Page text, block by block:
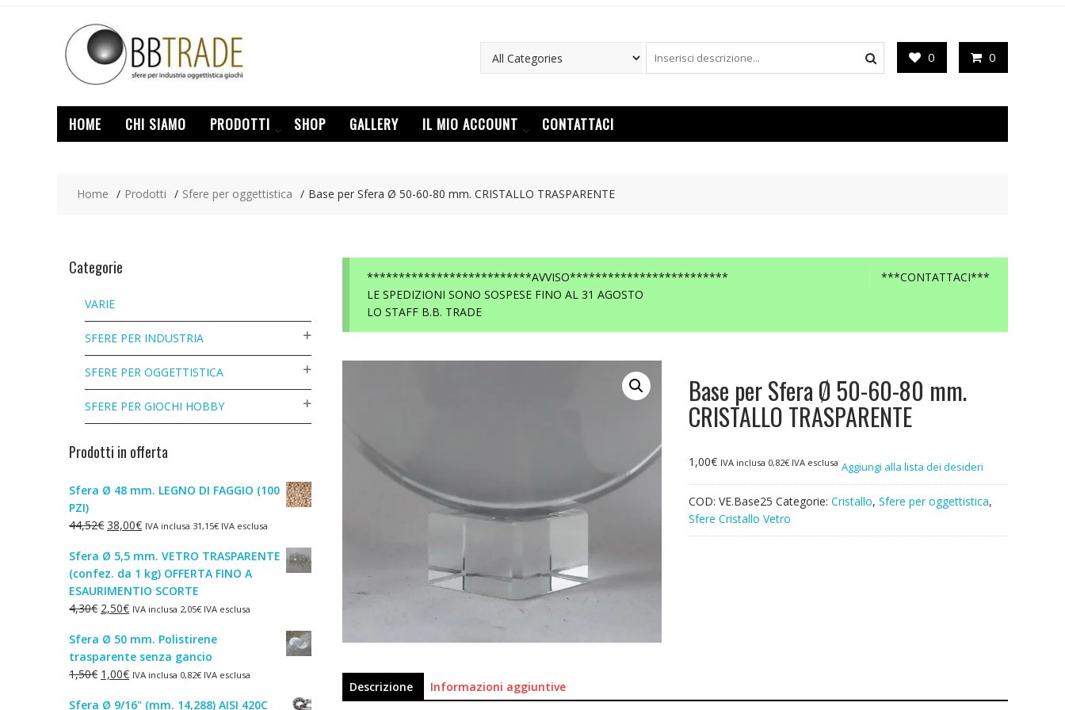
0 0
HOME CHI SIAMO PRODOTTI SHOP GALLERY IL MIO ACCOUNT CONTATTACI
Home Prodotti Sfere per oggettistica Base per Sfera Ø 50-60-80 mm. CRISTALLO TRASPARENTE
***CONTATTACI***
**************************AVVISO*************************
LE SPEDIZIONI SONO SOSPESE FINO AL 31 AGOSTO
LO STAFF B.B. TRADE
Base per Sfera Ø 50-60-80 mm.
CRISTALLO TRASPARENTE
1,00€ IVA inclusa 0,82€IVA esclusa Aggiungi alla lista dei desideri
COD: VE.Base25 Categorie: Cristallo, Sfere per oggettistica,
Sfere Cristallo Vetro
Descrizione Informazioni aggiuntive
Categorie
VARIE
SFERE PER INDUSTRIA
SFERE PER OGGETTISTICA
SFERE PER GIOCHI HOBBY
Prodotti in offerta
Sfera Ø 48 mm. LEGNO DI FAGGIO (100
PZI)
44,52€ Il
originale
era:
44,52€.
38,00€Il
attuale
è:
38,00€.
IVA inclusa 31,15€ IVA esclusa
Sfera Ø 5,5 mm. VETRO TRASPARENTE
(confez. da 1 kg) OFFERTA FINO A
ESAURIMENTIO SCORTE
4,30€ Il
originale
era:
4,30€.
2,50€Il
attuale
è:
2,50€.
IVA inclusa 2,05€ IVA esclusa
Sfera Ø 50 mm. Polistirene
trasparente senza gancio
1,50€ Il1,00€IlIVA inclusa 0,82€ IVA esclusa
Sfera Ø 9/16" (mm. 14,288) AISI 420C